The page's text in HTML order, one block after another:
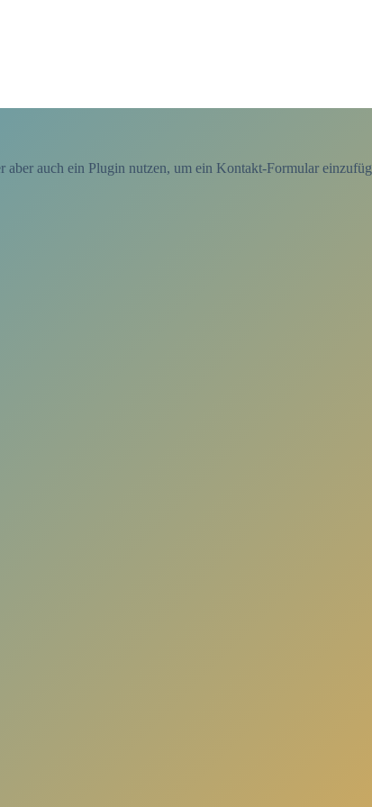
auch ein Plugin nutzen, um ein Kontakt-Formular